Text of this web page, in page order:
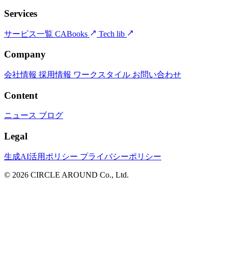
Services
サービス一覧 CABooks Tech lib
Company
会社情報 採用情報 ワークスタイル お問い合わせ
Content
ニュース ブログ
Legal
生成AI活用ポリシー プライバシーポリシー
© 2026 CIRCLE AROUND Co., Ltd.